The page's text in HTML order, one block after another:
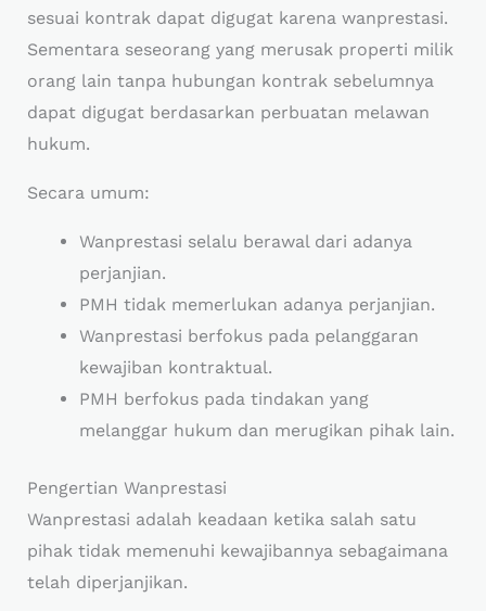
sesuai kontrak dapat digugat karena wanprestasi.
Sementara seseorang yang merusak properti milik
orang lain tanpa hubungan kontrak sebelumnya
dapat digugat berdasarkan perbuatan melawan
hukum.
Secara umum:
Wanprestasi selalu berawal dari adanya
perjanjian.
PMH tidak memerlukan adanya perjanjian.
Wanprestasi berfokus pada pelanggaran
kewajiban kontraktual.
PMH berfokus pada tindakan yang
melanggar hukum dan merugikan pihak lain.
Pengertian Wanprestasi
Wanprestasi adalah keadaan ketika salah satu
pihak tidak memenuhi kewajibannya sebagaimana
telah diperjanjikan.